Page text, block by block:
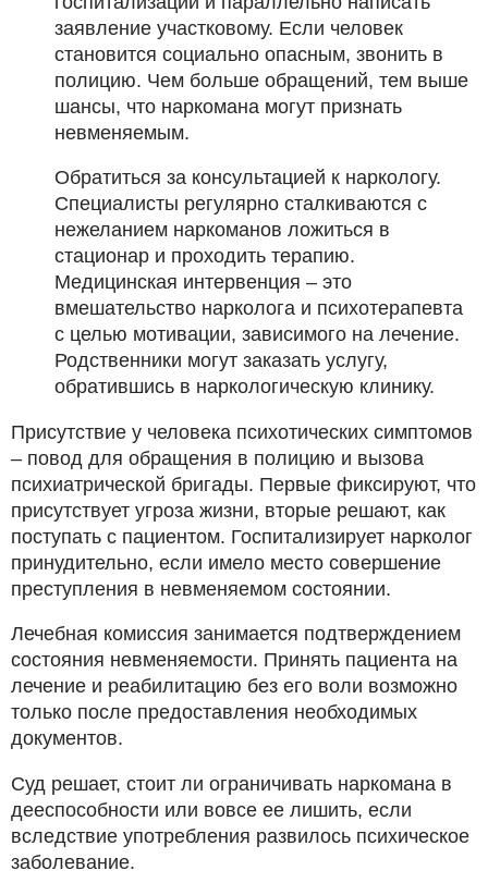
заявление участковому. Если человек
становится социально опасным, звонить в
полицию. Чем больше обращений, тем выше
шансы, что наркомана могут признать
невменяемым.
Обратиться за консультацией к наркологу.
Специалисты регулярно сталкиваются с
нежеланием наркоманов ложиться в
стационар и проходить терапию.
Медицинская интервенция – это
вмешательство нарколога и психотерапевта
с целью мотивации, зависимого на лечение.
Родственники могут заказать услугу,
обратившись в наркологическую клинику.
Присутствие у человека психотических симптомов
– повод для обращения в полицию и вызова
психиатрической бригады. Первые фиксируют, что
присутствует угроза жизни, вторые решают, как
поступать с пациентом. Госпитализирует нарколог
принудительно, если имело место совершение
преступления в невменяемом состоянии.
Лечебная комиссия занимается подтверждением
состояния невменяемости. Принять пациента на
лечение и реабилитацию без его воли возможно
только после предоставления необходимых
документов.
Суд решает, стоит ли ограничивать наркомана в
дееспособности или вовсе ее лишить, если
вследствие употребления развилось психическое
заболевание.